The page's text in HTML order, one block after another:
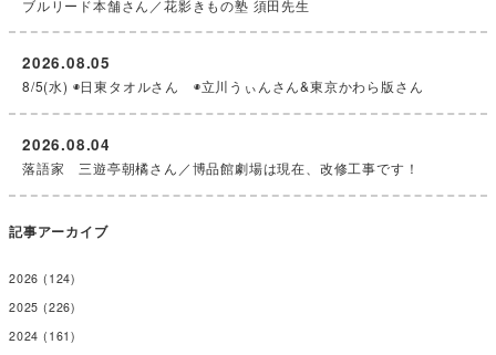
ブルリード本舗さん／花影きもの塾 須田先生
8/5(水) ◉日東タオルさん ◉立川うぃんさん&東京かわら版さん
2026.08.05
落語家 三遊亭朝橘さん／博品館劇場は現在、改修工事です！
2026.08.04
記事アーカイブ
2026 (124)
2025 (226)
2024 (161)